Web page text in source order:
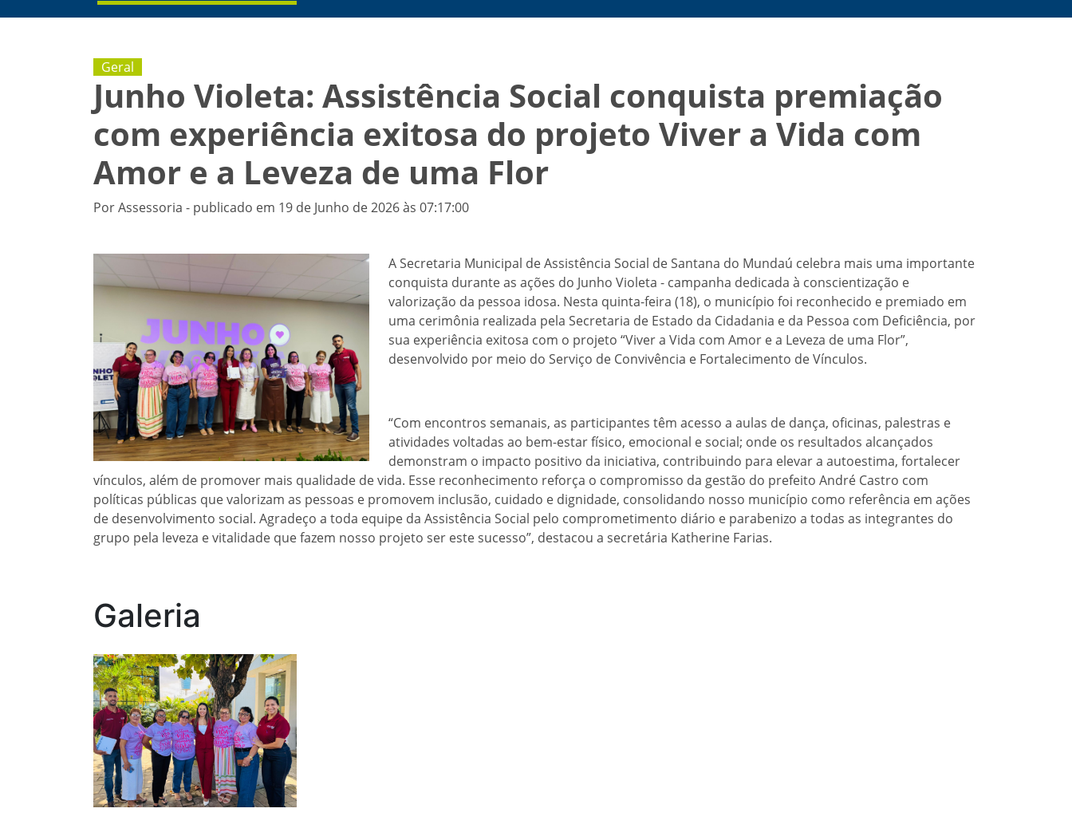
Geral
Junho Violeta: Assistência Social conquista premiação
com experiência exitosa do projeto Viver a Vida com
Amor e a Leveza de uma Flor
Por Assessoria - publicado em 19 de Junho de 2026 às 07:17:00
A Secretaria Municipal de Assistência Social de Santana do Mundaú celebra mais uma importante
conquista durante as ações do Junho Violeta - campanha dedicada à conscientização e
valorização da pessoa idosa. Nesta quinta-feira (18), o município foi reconhecido e premiado em
uma cerimônia realizada pela Secretaria de Estado da Cidadania e da Pessoa com Deficiência, por
sua experiência exitosa com o projeto “Viver a Vida com Amor e a Leveza de uma Flor”,
desenvolvido por meio do Serviço de Convivência e Fortalecimento de Vínculos.
“Com encontros semanais, as participantes têm acesso a aulas de dança, oficinas, palestras e
atividades voltadas ao bem-estar físico, emocional e social; onde os resultados alcançados
demonstram o impacto positivo da iniciativa, contribuindo para elevar a autoestima, fortalecer
vínculos, além de promover mais qualidade de vida. Esse reconhecimento reforça o compromisso da gestão do prefeito André Castro com
políticas públicas que valorizam as pessoas e promovem inclusão, cuidado e dignidade, consolidando nosso município como referência em ações
de desenvolvimento social. Agradeço a toda equipe da Assistência Social pelo comprometimento diário e parabenizo a todas as integrantes do
grupo pela leveza e vitalidade que fazem nosso projeto ser este sucesso”, destacou a secretária Katherine Farias.
Galeria